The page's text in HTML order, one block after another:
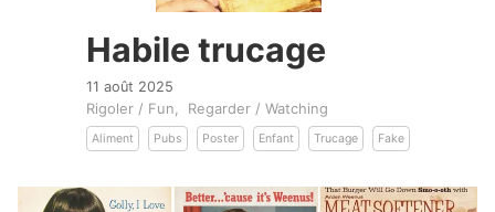
Habile trucage
11 août 2025
Rigoler / Fun Regarder / Watching
Aliment Pubs Poster Enfant Trucage Fake